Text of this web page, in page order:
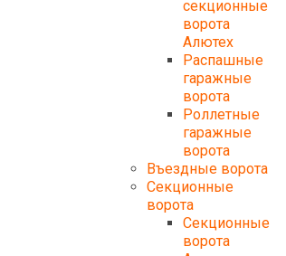
секционные
ворота
Алютех
Распашные
гаражные
ворота
Роллетные
гаражные
ворота
Въездные ворота
Секционные
ворота
Секционные
ворота